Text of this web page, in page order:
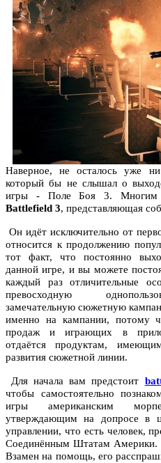
Наверное, не осталось уже
который бы не слышал о
игры - Поле Боя 3. Многим
Battlefield 3, представляющая
Он идёт исключительно от
относится к продолжению
тот факт, что постоянно
данной игре, и вы можете
каждый раз отличительные
превосходную
замечательную сюжетную
именно на кампании, потому
продаж и играющих в
отдаётся продуктам,
развития сюжетной линии.
Для начала вам предстоит
чтобы самостоятельно
игры американским
утверждающим на допросе в
управлении, что есть человек,
Соединённым Штатам Америки.
Взамен на помощь, его